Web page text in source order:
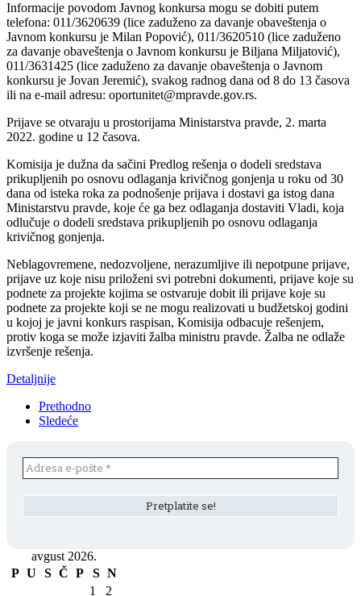
Informacije povodom Javnog konkursa mogu se dobiti putem
telefona: 011/3620639 (lice zaduženo za davanje obaveštenja o
Javnom konkursu je Milan Popović), 011/3620510 (lice zaduženo
za davanje obaveštenja o Javnom konkursu je Biljana Miljatović),
011/3631425 (lice zaduženo za davanje obaveštenja o Javnom
konkursu je Jovan Jeremić), svakog radnog dana od 8 do 13 časova
ili na e-mail adresu: oportunitet@mpravde.gov.rs.
Prijave se otvaraju u prostorijama Ministarstva pravde, 2. marta
2022. godine u 12 časova.
Komisija je dužna da sačini Predlog rešenja o dodeli sredstava
prikupljenih po osnovu odlaganja krivičnog gonjenja u roku od 30
dana od isteka roka za podnošenje prijava i dostavi ga istog dana
Ministarstvu pravde, koje će ga bez odlaganja dostaviti Vladi, koja
odlučuje o dodeli sredstava prikupljenih po osnovu odlaganja
krivičnog gonjenja.
Neblagovremene, nedozvoljene, nerazumljive ili nepotpune prijave,
prijave uz koje nisu priloženi svi potrebni dokumenti, prijave koje su
podnete za projekte kojima se ostvaruje dobit ili prijave koje su
podnete za projekte koji se ne mogu realizovati u budžetskoj godini
u kojoj je javni konkurs raspisan, Komisija odbacuje rešenjem,
protiv koga se može izjaviti žalba ministru pravde. Žalba ne odlaže
izvršenje rešenja.
Detaljnije
Prethodno
Sledeće
avgust 2026.
P U S Č P S N
1
2